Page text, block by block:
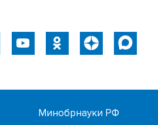
Минобрнауки РФ